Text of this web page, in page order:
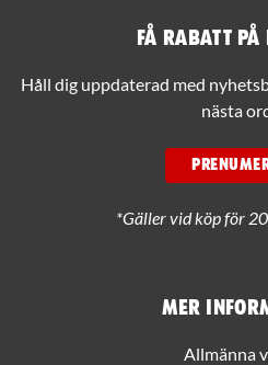
Mer
Allmänna
Få rabatt
Håll dig uppdaterad med
nästa
*Gäller vid köp för